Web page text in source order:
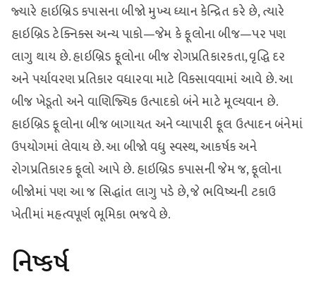
જ્યારે હાઇબ્રિડ કપાસના બીજો મુખ્ય ધ્યાન કેન્દ્રિત કરે છે, ત્યારે
હાઇબ્રિડ ટેક્નિક્સ અન્ય પાકો—જેમ કે ફૂલોના બીજ—પર પણ
લાગુ થાય છે. હાઇબ્રિડ ફૂલોના બીજ રોગપ્રતિકારકતા, વૃદ્ધિ દર
અને પર્યાવરણ પ્રતિકાર વધારવા માટે વિકસાવવામાં આવે છે. આ
બીજ ખેડૂતો અને વાણિજ્યિક ઉત્પાદકો બંને માટે મૂલ્યવાન છે.
હાઇબ્રિડ ફૂલોના બીજ બાગાયત અને વ્યાપારી ફૂલ ઉત્પાદન બંનેમાં
ઉપયોગમાં લેવાય છે. આ બીજો વધુ સ્વસ્થ, આકર્ષક અને
રોગપ્રતિકારક ફૂલો આપે છે. હાઇબ્રિડ કપાસની જેમ જ, ફૂલોના
બીજોમાં પણ આ જ સિદ્ધાંત લાગુ પડે છે, જે ભવિષ્યની ટકાઉ
ખેતીમાં મહત્વપૂર્ણ ભૂમિકા ભજવે છે.
નિષ્કર્ષ